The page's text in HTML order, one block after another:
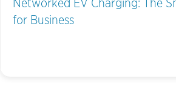
Networked EV Charging: The
for Business